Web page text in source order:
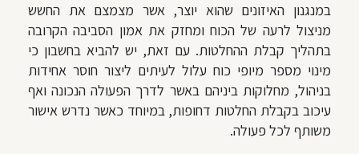
במנגנון האיזונים שהוא יוצר, אשר מצמצם את החשש
מניצול לרעה של הכוח ומחזק את אמון הסביבה הקרובה
בתהליך קבלת ההחלטות. עם זאת, יש להביא בחשבון כי
מינוי מספר מיופי כוח עלול לעיתים ליצור חוסר אחידות
בניהול, מחלוקות ביניהם באשר לדרך הפעולה הנכונה ואף
עיכוב בקבלת החלטות דחופות, במיוחד כאשר נדרש אישור
משותף לכל פעולה.